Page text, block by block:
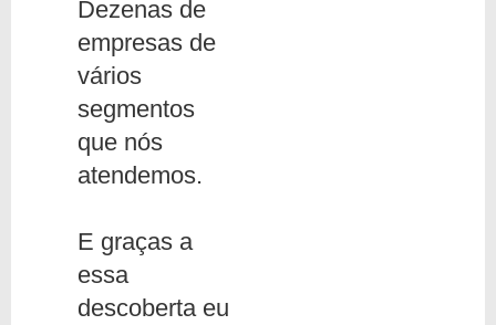
Dezenas de
empresas de
vários
segmentos
que nós
atendemos.
E graças a
essa
descoberta eu